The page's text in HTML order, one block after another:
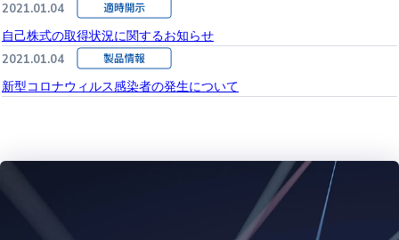
2021.01.04
自己株式の取得状況に関するお知らせ
2021.01.04
新型コロナウィルス感染者の発生について